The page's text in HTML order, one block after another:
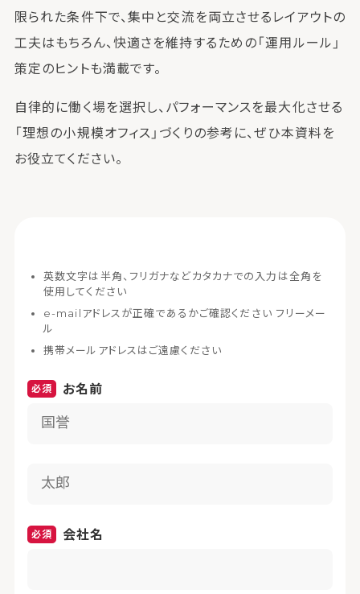
限られた条件下で、集中と交流を両立させるレイアウトの
工夫はもちろん、快適さを維持するための「運用ルール」
策定のヒントも満載です。
自律的に働く場を選択し、パフォーマンスを最大化させる
「理想の小規模オフィス」づくりの参考に、ぜひ本資料を
お役立てください。
英数文字は半角、フリガナなどカタカナでの入力は全角を
使用してください
e-mailアドレスが正確であるかご確認ください フリーメー
ル
携帯メールアドレスはご遠慮ください
お名前
会社名